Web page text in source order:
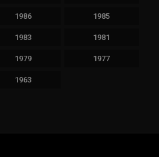
1986 1985
1983 1981
1979 1977
1963